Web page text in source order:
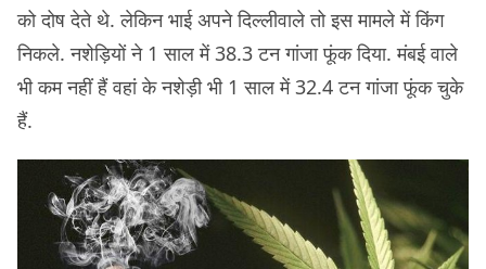
को दोष देते थे. लेकिन भाई अपने दिल्लीवाले तो इस मामले में किंग
निकले. नशेड़ियों ने 1 साल में 38.3 टन गांजा फूंक दिया. मंबई वाले
भी कम नहीं हैं वहां के नशेड़ी भी 1 साल में 32.4 टन गांजा फूंक चुके
हैं.